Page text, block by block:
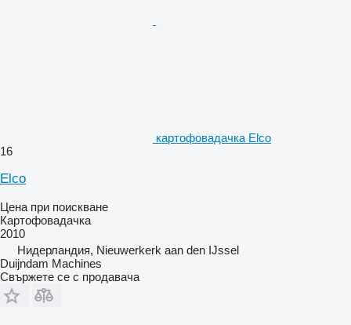
картофовадачка Elco
16
Elco
Цена при поискване
Картофовадачка
2010
Нидерландия, Nieuwerkerk aan den IJssel
Duijndam Machines
Свържете се с продавача